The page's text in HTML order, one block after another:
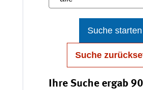
Suche starten
Suche
Ihre Suche ergab